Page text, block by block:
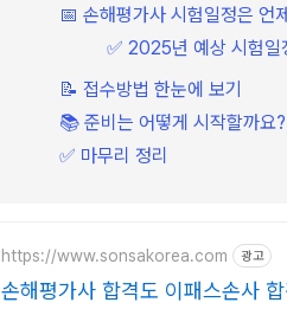
📅 손해평가사 시험일정은 언
✅ 2025년 예상 시험일
📝 접수방법 한눈에 보기
📚 준비는 어떻게 시작할까요?
✅ 마무리 정리
https://www.sonsakorea.com 광고
손해평가사 합격도 이패스손사